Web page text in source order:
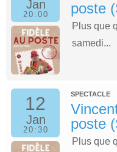
Jan
20:00
poste
Plus que
samedi...
12
Jan
20:30
SPECTACLE
poste
Plus que